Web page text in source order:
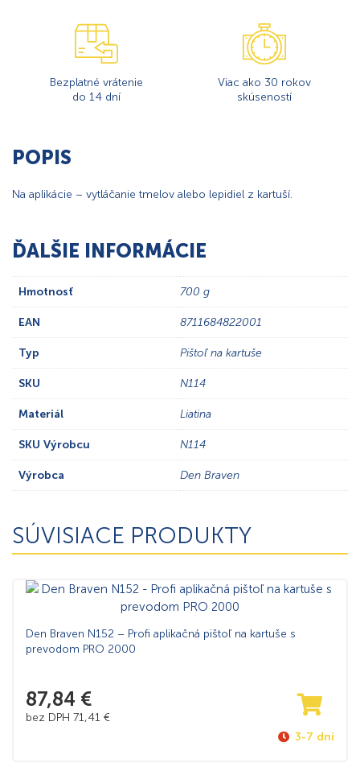
Bezplatné vrátenie
do 14 dní
Viac ako 30 rokov
skúseností
POPIS
Na aplikácie – vytláčanie tmelov alebo lepidiel z kartuší.
ĎALŠIE INFORMÁCIE
Hmotnosť 700 g
EAN 8711684822001
Typ Pištoľ na kartuše
SKU N114
Materiál Liatina
SKU Výrobcu N114
Výrobca Den Braven
SÚVISIACE PRODUKTY
Den Braven N152 – Profi aplikačná pištoľ na kartuše s
prevodom PRO 2000
87,84 €
bez DPH 71,41 €
3-7 dní